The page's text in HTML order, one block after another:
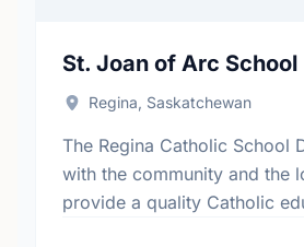
St. Joan of Arc School
Regina, Saskatchewan
The Regina Catholic School
with the community and the
provide a quality Catholic